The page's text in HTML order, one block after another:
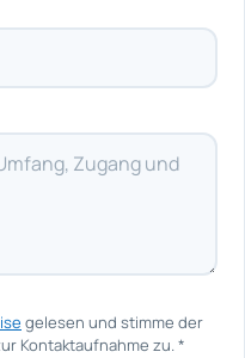
gelesen und stimme der
Kontaktaufnahme zu.*